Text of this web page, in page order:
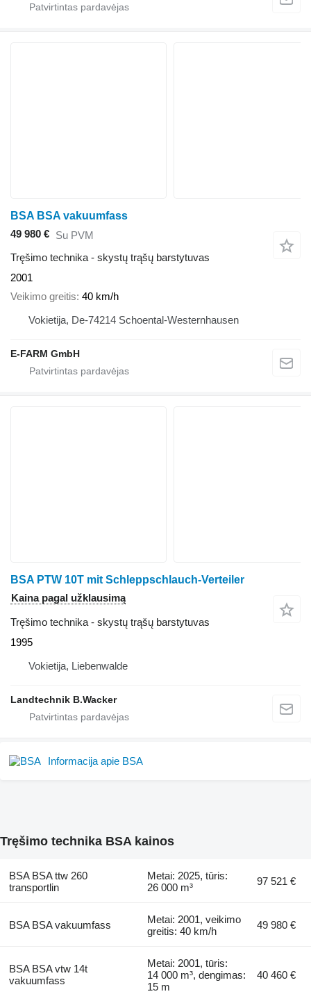
BSA BSA vakuumfass
49 980 € Su PVM
Tręšimo technika - skystų trąšų barstytuvas
2001
Veikimo greitis 40 km/h
Vokietija, De-74214 Schoental-Westernhausen
E-FARM GmbH
BSA PTW 10T mit Schleppschlauch-Verteiler
Kaina pagal užklausimą
Tręšimo technika - skystų trąšų barstytuvas
1995
Vokietija, Liebenwalde
Landtechnik B.Wacker
Informacija apie BSA
Tręšimo technika BSA kainos
BSA BSA ttw 260
transportlin
Metai: 2025, tūris:
26 000 m³
97 521 €
BSA BSA vakuumfass
Metai: 2001, veikimo
greitis: 40 km/h
49 980 €
BSA BSA vtw 14t
vakuumfass
Metai: 2001, tūris:
14 000 m³, dengimas:
15 m
40 460 €